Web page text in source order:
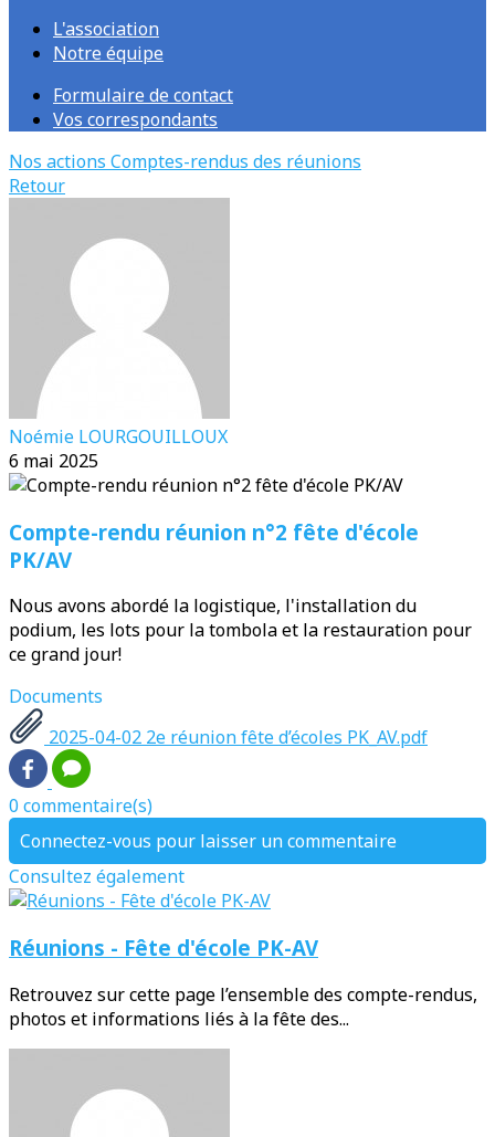
L'association
Notre équipe
Formulaire de contact
Vos correspondants
Nos actions Comptes-rendus des réunions
Retour
Noémie LOURGOUILLOUX
6 mai 2025
Compte-rendu réunion n°2 fête d'école
PK/AV
Nous avons abordé la logistique, l'installation du
podium, les lots pour la tombola et la restauration pour
ce grand jour!
Documents
2025-04-02 2e réunion fête d’écoles PK_AV.pdf
0 commentaire(s)
Connectez-vous pour laisser un commentaire
Consultez également
Réunions - Fête d'école PK-AV
Retrouvez sur cette page l’ensemble des compte-rendus,
photos et informations liés à la fête des...